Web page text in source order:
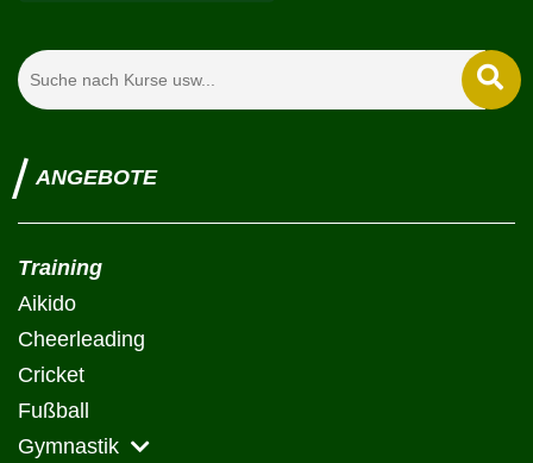
ANGEBOTE
Training
Aikido
Cheerleading
Cricket
Fußball
Gymnastik